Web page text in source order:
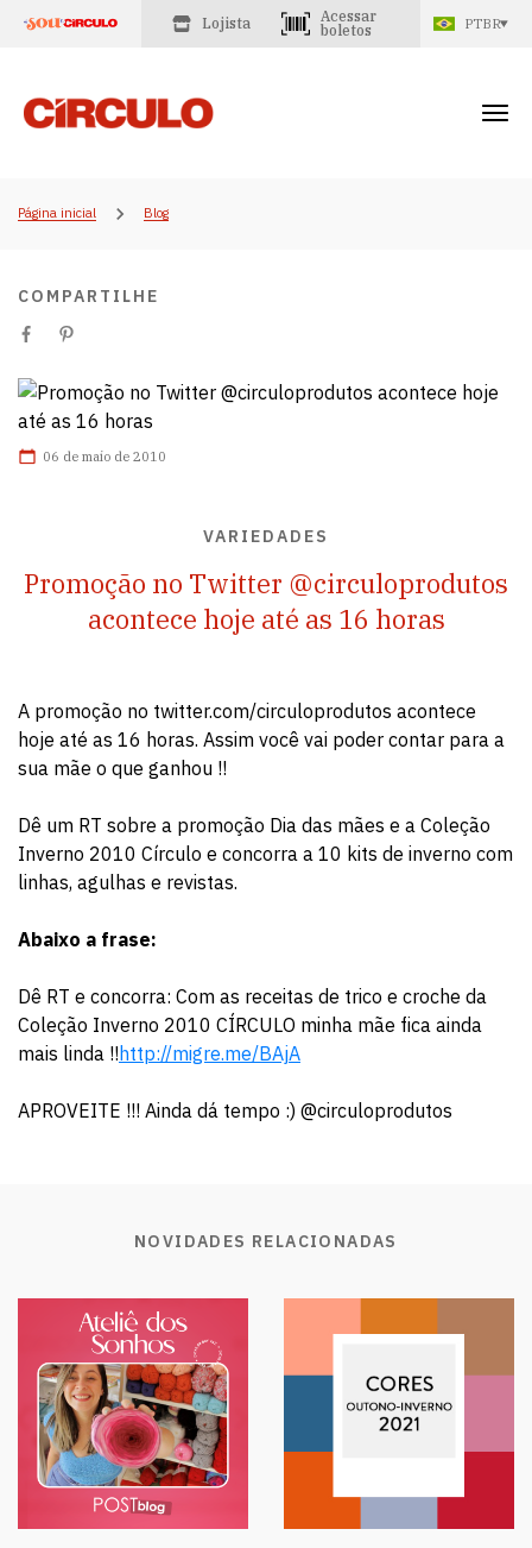
Lojista
Acessar
boletos
PTBR
Página inicial Blog
COMPARTILHE
06 de maio de 2010
VARIEDADES
Promoção no Twitter @circuloprodutos
acontece hoje até as 16 horas
A promoção no twitter.com/circuloprodutos acontece
hoje até as 16 horas. Assim você vai poder contar para a
sua mãe o que ganhou !!
Dê um RT sobre a promoção Dia das mães e a Coleção
Inverno 2010 Círculo e concorra a 10 kits de inverno com
linhas, agulhas e revistas.
Abaixo a frase:
Dê RT e concorra: Com as receitas de trico e croche da
Coleção Inverno 2010 CÍRCULO minha mãe fica ainda
mais linda !!http://migre.me/BAjA
APROVEITE !!! Ainda dá tempo :) @circuloprodutos
NOVIDADES RELACIONADAS